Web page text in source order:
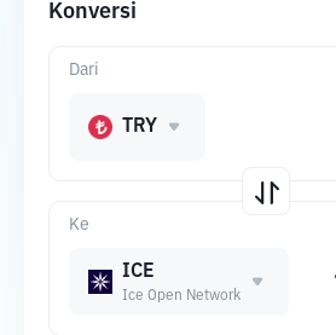
Konversi
Ke
ICE
Ice Open Network
Dari
TRY